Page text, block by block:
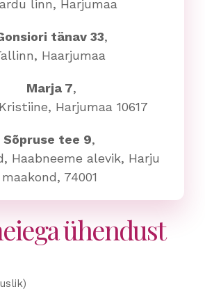
linn, Harjumaa
tänav 33,
Haarjumaa
Marja 7,
Harjumaa 10617
Sõpruse tee 9,
Haabneeme alevik, Harju
maakond, 74001
ühendust